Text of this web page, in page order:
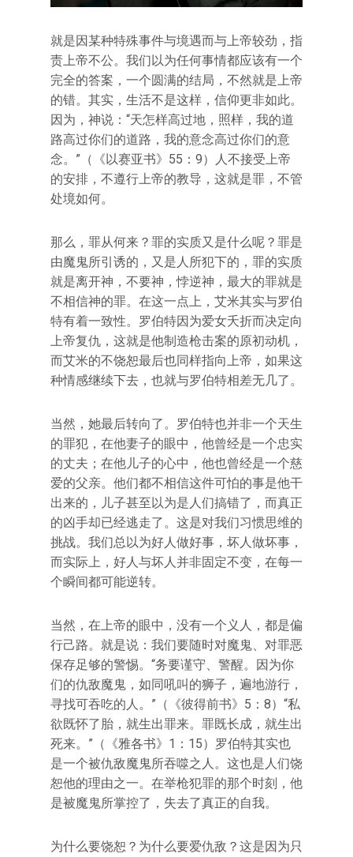
就是因某种特殊事件与境遇而与上帝较劲，指
责上帝不公。我们以为任何事情都应该有一个
完全的答案，一个圆满的结局，不然就是上帝
的错。其实，生活不是这样，信仰更非如此。
因为，神说：“天怎样高过地，照样，我的道
路高过你们的道路，我的意念高过你们的意
念。”（《以赛亚书》55：9）人不接受上帝
的安排，不遵行上帝的教导，这就是罪，不管
处境如何。
那么，罪从何来？罪的实质又是什么呢？罪是
由魔鬼所引诱的，又是人所犯下的，罪的实质
就是离开神，不要神，悖逆神，最大的罪就是
不相信神的罪。在这一点上，艾米其实与罗伯
特有着一致性。罗伯特因为爱女夭折而决定向
上帝复仇，这就是他制造枪击案的原初动机，
而艾米的不饶恕最后也同样指向上帝，如果这
种情感继续下去，也就与罗伯特相差无几了。
当然，她最后转向了。罗伯特也并非一个天生
的罪犯，在他妻子的眼中，他曾经是一个忠实
的丈夫；在他儿子的心中，他也曾经是一个慈
爱的父亲。他们都不相信这件可怕的事是他干
出来的，儿子甚至以为是人们搞错了，而真正
的凶手却已经逃走了。这是对我们习惯思维的
挑战。我们总以为好人做好事，坏人做坏事，
而实际上，好人与坏人并非固定不变，在每一
个瞬间都可能逆转。
当然，在上帝的眼中，没有一个义人，都是偏
行己路。就是说：我们要随时对魔鬼、对罪恶
保存足够的警惕。“务要谨守、警醒。因为你
们的仇敌魔鬼，如同吼叫的狮子，遍地游行，
寻找可吞吃的人。”（《彼得前书》5：8）“私
欲既怀了胎，就生出罪来。罪既长成，就生出
死来。”（《雅各书》1：15）罗伯特其实也
是一个被仇敌魔鬼所吞噬之人。这也是人们饶
恕他的理由之一。在举枪犯罪的那个时刻，他
是被魔鬼所掌控了，失去了真正的自我。
为什么要饶恕？为什么要爱仇敌？这是因为只